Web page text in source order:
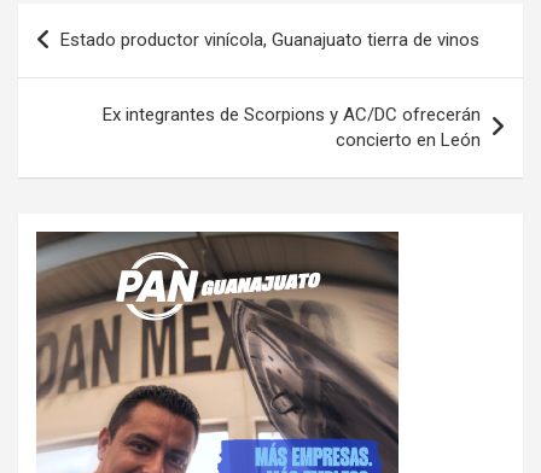
Navegación
de
entradas
Estado productor vinícola, Guanajuato tierra de vinos
Ex integrantes de Scorpions y AC/DC ofrecerán
concierto en León